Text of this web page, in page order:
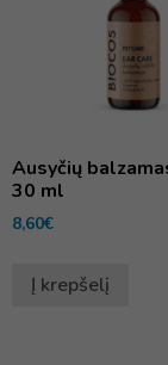
Ausyčių
30 ml
8,60€
Į krepšelį